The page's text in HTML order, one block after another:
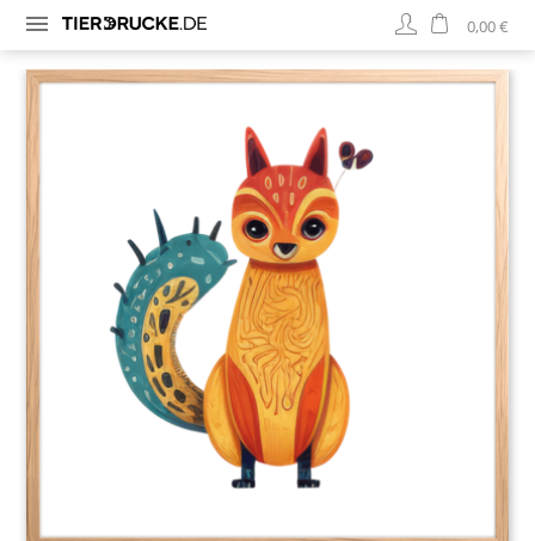
0,00 €